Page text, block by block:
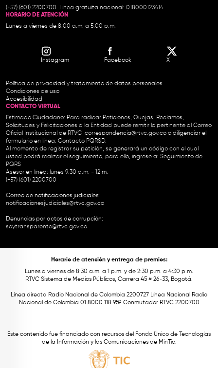
(+57) (601) 2200700. Línea gratuita nacional: 018000123414
HORARIO DE ATENCIÓN
Lunes a viernes de 8:00 a.m. a 5:00 p.m.
Instagram Facebook X
Política de privacidad y tratamiento de datos personales
Condiciones de uso
Accesibilidad
CONTACTO VIRTUAL
Estimado Ciudadano: Para radicar Peticiones, Quejas, Reclamos,
Solicitudes y Felicitaciones a la Entidad puede remitir lo pertinente al Correo
Oficial Institucional de RTVC correspondencia@rtvc.gov.co o diligenciar el
formulario en línea: Contacto PQRSD.
Al momento de registrar su petición, se generará un código con el cual
usted podrá realizar el seguimiento, para ello, ingrese a: Seguimiento de
PQRS
Asesor en línea: lunes 9:30 a.m. - 12 m.
(+57) (601) 2200700
Correo de notificaciones judiciales:
notificacionesjudiciales@rtvc.gov.co
Denuncias por actos de corrupción:
soytransparente@rtvc.gov.co
Horario de atención y entrega de premios:
Lunes a viernes de 8:30 a.m. a 1 p.m. y de 2:30 p.m. a 4:30 p.m.
RTVC Sistema de Medios Públicos, Carrera 45 # 26-33, Bogotá.
Línea directa Radio Nacional de Colombia 2200727 Línea Nacional Radio
Nacional de Colombia 01 8000 118 959. Conmutador RTVC 2200700
Este contenido fue financiado con recursos del Fondo Único de Tecnologías
de la Información y las Comunicaciones de MinTic.